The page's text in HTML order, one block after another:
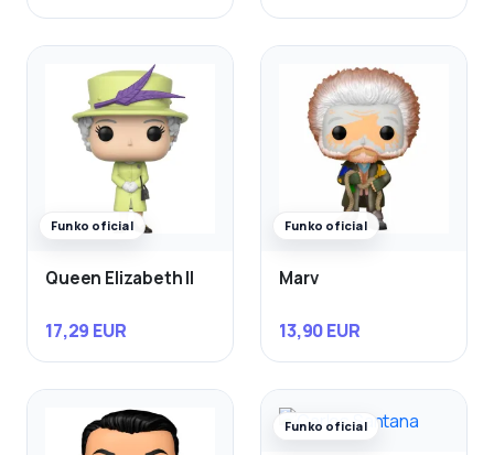
Funko oficial
Queen Elizabeth II
17,29 EUR
Funko oficial
Marv
13,90 EUR
Funko oficial